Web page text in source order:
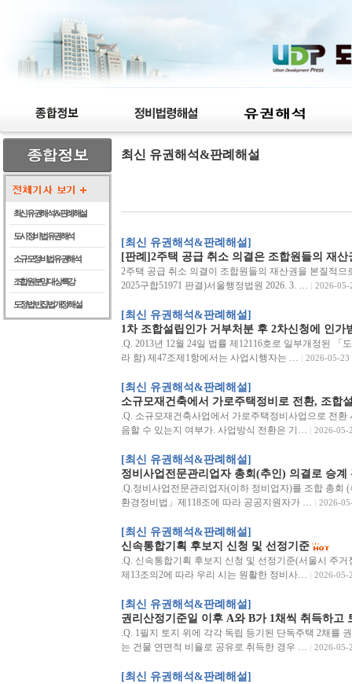
최신 유권해석 & 판례해설
도시정비법 유권해석
소규모정비법 유권해석
조합원 분양 대상 특강
도정법 빈집법 개정 해설
최신 유권해석&판례해설
[최신 유권해석&판례해설]
[판례]2주택 공급 취소 의결은 조합원들의 재산
2주택 공급 취소 의결이 조합원들의 재산권을 본질적
2025구합51971 판결)서울행정법원 2026. 3. …
2026-05-
[최신 유권해석&판례해설]
1차 조합설립인가 거부처분 후 2차신청에 인
.Q. 2013년 12월 24일 법률 제12116호로 일부개정된
라 함) 제47조제1항에서는 사업시행자는 …
2026-05-23
[최신 유권해석&판례해설]
소규모재건축에서 가로주택정비로 전환, 조합
.Q. 소규모재건축사업에서 가로주택정비사업으로 전
음할 수 있는지 여부가. 사업방식 전환은 기…
2026-05-
[최신 유권해석&판례해설]
정비사업전문관리업자 총회(추인) 의결로 승계
.Q.정비사업전문관리업자(이하 정비업자)를 조합 총회
환경정비법」제118조에 따라 공공지원자가 …
2026-
[최신 유권해석&판례해설]
신속통합기획 후보지 신청 및 선정기준
.Q. 신속통합기획 후보지 신청 및 선정기준(서울시 주
제13조의2에 따라 우리 시는 원활한 정비사…
2026-05-
[최신 유권해석&판례해설]
권리산정기준일 이후 A와 B가 1채씩 취득하
.Q. 1필지 토지 위에 각각 독립 등기된 단독주택 2채를
는 건물 연면적 비율로 공유로 취득한 경우 …
2026-05-
[최신 유권해석&판례해설]